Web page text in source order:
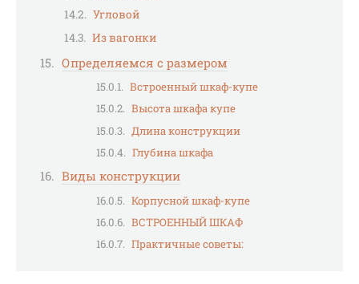
Угловой
Из вагонки
Определяемся с размером
Встроенный шкаф-купе
Высота шкафа купе
Длина конструкции
Глубина шкафа
Виды конструкции
Корпусной шкаф-купе
ВСТРОЕННЫЙ ШКАФ
Практичные советы: